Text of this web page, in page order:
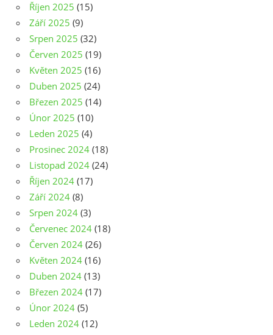
Říjen 2025 (15)
Září 2025 (9)
Srpen 2025 (32)
Červen 2025 (19)
Květen 2025 (16)
Duben 2025 (24)
Březen 2025 (14)
Únor 2025 (10)
Leden 2025 (4)
Prosinec 2024 (18)
Listopad 2024 (24)
Říjen 2024 (17)
Září 2024 (8)
Srpen 2024 (3)
Červenec 2024 (18)
Červen 2024 (26)
Květen 2024 (16)
Duben 2024 (13)
Březen 2024 (17)
Únor 2024 (5)
Leden 2024 (12)